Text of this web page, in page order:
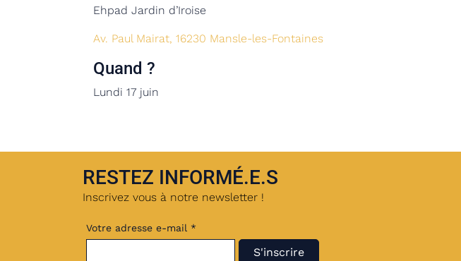
Ehpad Jardin d’Iroise
Av. Paul Mairat, 16230 Mansle-les-Fontaines
Quand ?
Lundi 17 juin
RESTEZ INFORMÉ.E.S
Inscrivez vous à notre newsletter !
Votre adresse e-mail *